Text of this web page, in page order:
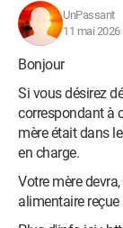
UnPassant
11 mai 2026
Bonjour
Si vous désirez
correspondant à
mère était dans
en charge.
Votre mère
alimentaire